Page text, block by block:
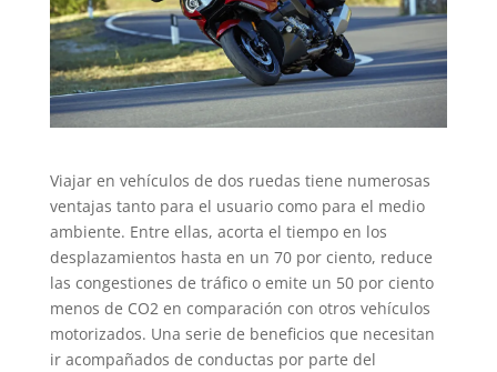
Viajar en vehículos de dos ruedas tiene numerosas
ventajas tanto para el usuario como para el medio
ambiente. Entre ellas, acorta el tiempo en los
desplazamientos hasta en un 70 por ciento, reduce
las congestiones de tráfico o emite un 50 por ciento
menos de CO2 en comparación con otros vehículos
motorizados. Una serie de beneficios que necesitan
ir acompañados de conductas por parte del